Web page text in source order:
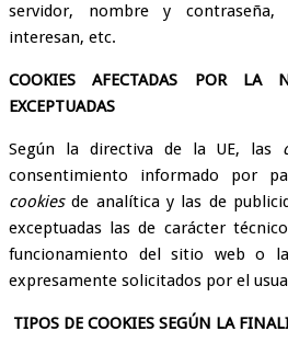
servidor, nombre y
interesan, etc.
COOKIESAFECTADAS POR LA
EXCEPTUADAS
Según la directiva de la UE, las
consentimiento informado por
cookiesde analítica y las de
exceptuadas las de carácter
funcionamiento del sitio web o
expresamente solicitados por el
TIPOS DE COOKIES SEGÚN LA